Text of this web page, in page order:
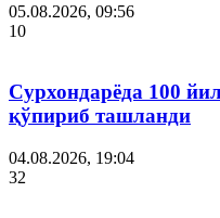
05.08.2026, 09:56
10
Сурхондарёда 100
қўпириб ташланди
04.08.2026, 19:04
32